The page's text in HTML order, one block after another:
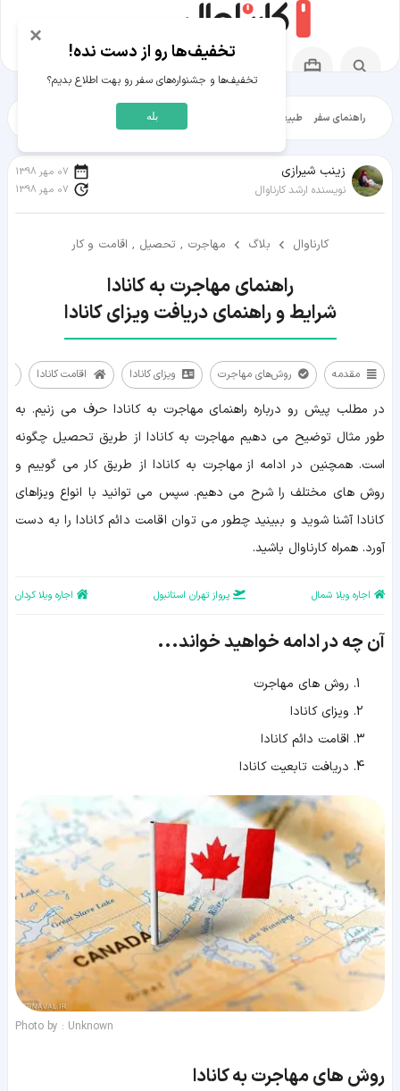
راهنمای سفر طبیعت‌گردی شهرگردی
زينب شيرازی
نویسنده ارشد کارناوال
07 مهر 1398
07 مهر 1398
کارناوال بلاگ مهاجرت , تحصیل , اقامت و کار
شرایط و راهنمای دریافت ویزای کانادا
مقدمه روش‌های مهاجرت ویزای کانادا
اقامت کانادا
مقدمه
روش‌های
مهاجرت
کانادا
اقامت
کانادا
مشاوره
در مطلب پیش رو درباره راهنمای مهاجرت به کانادا حرف می زنیم. به
طور مثال توضیح می دهیم مهاجرت به کانادا از طریق تحصیل چگونه
است. همچنین در ادامه از مهاجرت به کانادا از طریق کار می گوییم و
روش های مختلف را شرح می دهیم. سپس می توانید با انواع ویزاهای
کانادا آشنا شوید و ببینید چطور می توان اقامت دائم کانادا را به دست
آورد. همراه کارناوال باشید.
اجاره ویلا شمال پرواز تهران استانبول اجاره ویلا کردان
آن چه در ادامه خواهید خواند...
روش های مهاجرت
ویزای کانادا
اقامت دائم کانادا
دریافت تابعیت کانادا
Photo by : Unknown
روش های مهاجرت به کانادا
×
تخفیف‌ها رو از دست نده!
تخفیف‌ها و جشنواره‌های سفر رو بهت اطلاع بدیم؟
بله